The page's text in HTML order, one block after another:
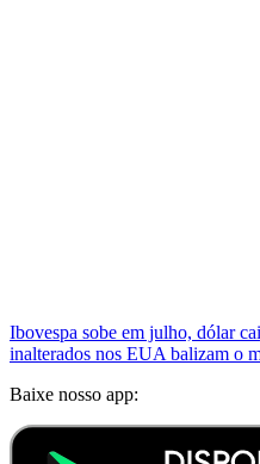
Ibovespa sobe em julho, dólar
inalterados nos EUA balizam o
Baixe nosso app: